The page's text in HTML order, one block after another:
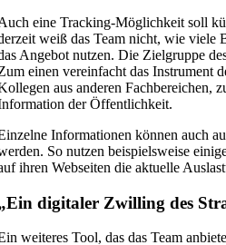
eine Tracking-Möglichkeit soll
weiß das Team nicht, wie viele
Angebot nutzen. Die Zielgruppe
einen vereinfacht das Instrument
aus anderen Fachbereichen,
der Öffentlichkeit.
Informationen können auch
So nutzen beispielsweise
ihren Webseiten die aktuelle
digitaler Zwilling des
weiteres Tool, das das Team